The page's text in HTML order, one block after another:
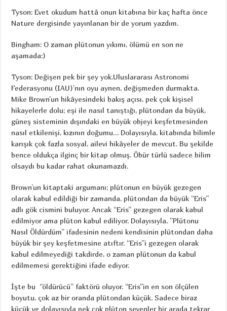
Tyson: Evet okudum hattâ onun kitabına bir kaç hafta önce
Nature dergisinde yayınlanan bir de yorum yazdım.
Bingham: O zaman plütonun yıkımı, ölümü en son ne
aşamada:)
Tyson: Değişen pek bir şey yok.Uluslararası Astronomi
Federasyonu (IAU)’nın oyu aynen, değişmeden durmakta.
Mike Brown’un hikâyesindeki bakış açısı, pek çok kişisel
hikayelerle dolu; eşi ile nasıl tanıştığı, plütondan da büyük,
güneş sisteminin dışındaki en büyük objeyi keşfetmesinden
nasıl etkilenişi, kızının doğumu… Dolayısıyla, kitabında bilimle
karışık çok fazla sosyal, ailevi hikâyeler de mevcut. Bu şekilde
bence oldukça ilginç bir kitap olmuş. Öbür türlü sadece bilim
olsaydı bu kadar rahat okunamazdı.
Brown’un kitaptaki argumanı; plütonun en büyük gezegen
olarak kabul edildiği bir zamanda, plütondan da büyük “Eris”
adlı gök cismini buluyor. Ancak “Eris” gezegen olarak kabul
edilmiyor ama plüton kabul ediliyor. Dolayısıyla, ”Plütonu
Nasıl Öldürdüm” ifadesinin nedeni kendisinin plütondan daha
büyük bir şey keşfetmesine atıftır. “Eris”i gezegen olarak
kabul edilmeyediği takdirde, o zaman plütonun da kabul
edilmemesi gerektiğini ifade ediyor.
İşte bu “öldürücü” faktörü oluyor. “Eris”in en son ölçülen
boyutu, çok az bir oranda plütondan küçük. Sadece biraz
küçük ve dolayısıyla pek çok plüton sevenler bir arada tekrar